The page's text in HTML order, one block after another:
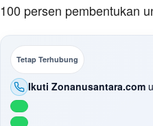
100 persen pembentukan
Tetap Terhubung
Ikuti Zonanusantara.com